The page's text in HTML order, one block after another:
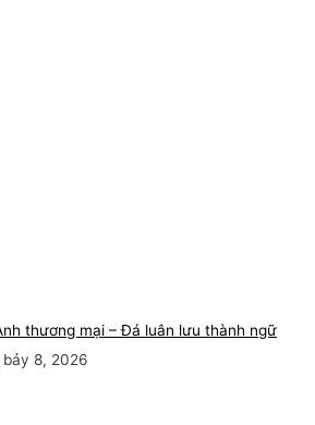
thương mại – Đá luân lưu thành ngữ
bảy 8, 2026